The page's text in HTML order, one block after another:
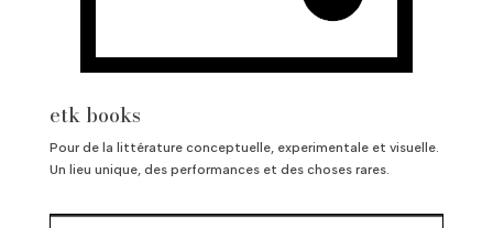
etk books
Pour de la littérature conceptuelle, experimentale et visuelle.
Un lieu unique, des performances et des choses rares.